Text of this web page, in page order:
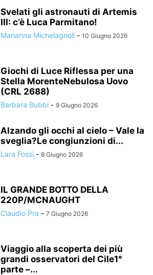
Svelati gli astronauti di Artemis
III: c’è Luca Parmitano!
Marianna Michelagnoli - 10 Giugno 2026
Giochi di Luce Riflessa per una
Stella MorenteNebulosa Uovo
(CRL 2688)
Barbara Bubbi - 9 Giugno 2026
Alzando gli occhi al cielo – Vale la
sveglia?Le congiunzioni di...
Lara Fossi - 8 Giugno 2026
IL GRANDE BOTTO DELLA
220P/MCNAUGHT
Claudio Pra - 7 Giugno 2026
Viaggio alla scoperta dei più
grandi osservatori del Cile1°
parte –...